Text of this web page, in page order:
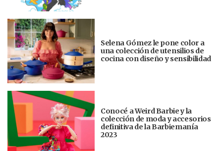
Selena Gómez le pone color a
una colección de utensilios de
cocina con diseño y sensibilidad
Conocé a Weird Barbie y la
colección de moda y accesorios
definitiva de la Barbiemanía
2023